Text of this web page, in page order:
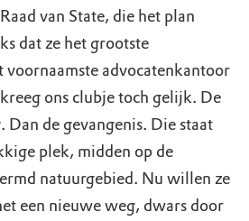
van State, die het plan
dat ze het grootste
voornaamste advocatenkantoor
ons clubje toch gelijk. De
Dan de gevangenis. Die staat
plek, midden op de
natuurgebied. Nu willen ze
een nieuwe weg, dwars door